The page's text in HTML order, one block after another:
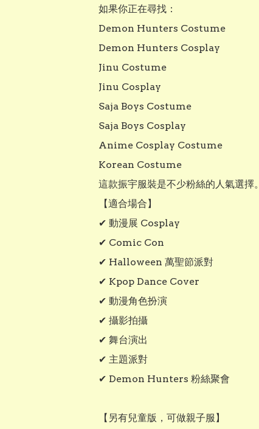
如果你正在尋找：
Demon Hunters Costume
Demon Hunters Cosplay
Jinu Costume
Jinu Cosplay
Saja Boys Costume
Saja Boys Cosplay
Anime Cosplay Costume
Korean Costume
這款振宇服裝是不少粉絲的人氣選擇。
【適合場合】
✔ 動漫展 Cosplay
✔ Comic Con
✔ Halloween 萬聖節派對
✔ Kpop Dance Cover
✔ 動漫角色扮演
✔ 攝影拍攝
✔ 舞台演出
✔ 主題派對
✔ Demon Hunters 粉絲聚會
【另有兒童版，可做親子服】